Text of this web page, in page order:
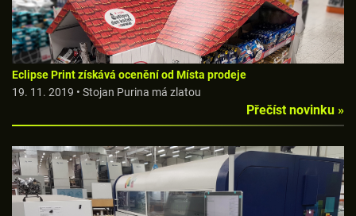
Eclipse Print získává ocenění od Místa prodeje
19. 11. 2019 • Stojan Purina má zlatou
Přečíst novinku »